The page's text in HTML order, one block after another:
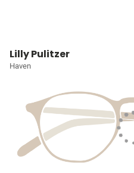
Lilly Pulitzer
Haven